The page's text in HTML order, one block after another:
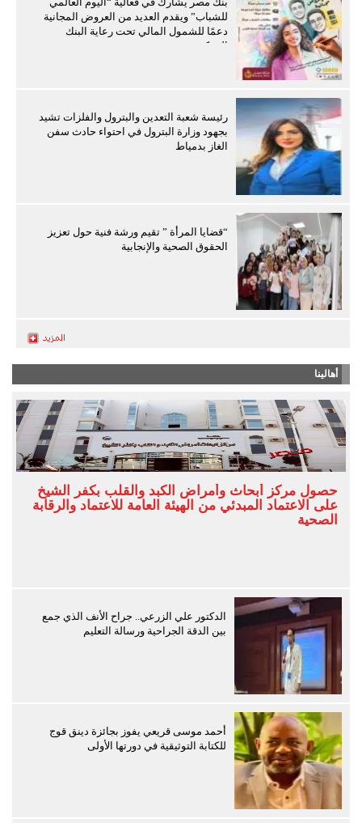
للشباب” ويقدم العديد من العروض المجانية
دعمًا للشمول المالي تحت رعاية البنك
المركزي
رئيسة شعبة التعدين والبترول والفلزات تشيد
بجهود وزارة البترول في احتواء حادث سفن
الغاز بدمياط
“قضايا المرأة ” تقيم ورشة فنية حول تعزيز
الحقوق الصحية والإنجابية
أهالينا
حصول مركز أبحاث وأمراض الكبد والقلب بكفر الشيخ
على الاعتماد المبدئي من الهيئة العامة للاعتماد والرقابة
الصحية
الدكتور علي الزرعي.. جراح الأنف الذي جمع
بين الدقة الجراحية ورسالة التعليم
أحمد موسى قريعي يفوز بجائزة دينق قوج
للكتابة التوثيقية في دورتها الأولى